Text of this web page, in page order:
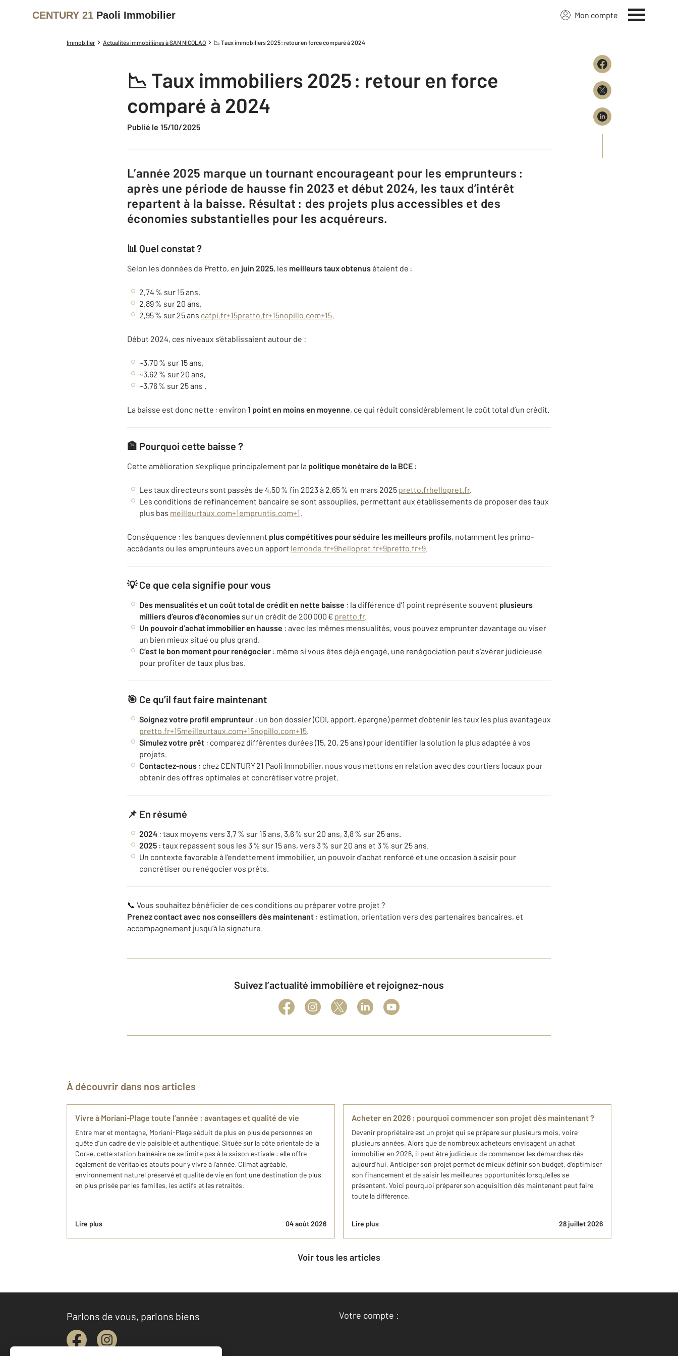
CENTURY 21 Paoli Immobilier Mon compte
Immobilier Actualités immobilières à SAN NICOLAO 📉 Taux immobiliers 2025 : retour en force comparé à 2024
📉 Taux immobiliers 2025 : retour en force
comparé à 2024
Publié le 15/10/2025
L’année 2025 marque un tournant encourageant pour les emprunteurs :
après une période de hausse fin 2023 et début 2024, les taux d’intérêt
repartent à la baisse. Résultat : des projets plus accessibles et des
économies substantielles pour les acquéreurs.
📊 Quel constat ?
Selon les données de Pretto, en juin 2025, les meilleurs taux obtenus étaient de :
2,74 % sur 15 ans,
2,89 % sur 20 ans,
2,95 % sur 25 ans cafpi.fr+15pretto.fr+15nopillo.com+15.
Début 2024, ces niveaux s’établissaient autour de :
~3,70 % sur 15 ans,
~3,62 % sur 20 ans,
~3,76 % sur 25 ans .
La baisse est donc nette : environ 1 point en moins en moyenne, ce qui réduit considérablement le coût total d’un crédit.
🏦 Pourquoi cette baisse ?
Cette amélioration s’explique principalement par la politique monétaire de la BCE :
Les taux directeurs sont passés de 4,50 % fin 2023 à 2,65 % en mars 2025 pretto.frhellopret.fr.
Les conditions de refinancement bancaire se sont assouplies, permettant aux établissements de proposer des taux
plus bas meilleurtaux.com+1empruntis.com+1 .
Conséquence : les banques deviennent plus compétitives pour séduire les meilleurs profils, notamment les primo-
accédants ou les emprunteurs avec un apport lemonde.fr+9hellopret.fr+9pretto.fr+9.
💡 Ce que cela signifie pour vous
Des mensualités et un coût total de crédit en nette baisse : la différence d’1 point représente souvent plusieurs
milliers d’euros d’économies sur un crédit de 200 000 € pretto.fr.
Un pouvoir d’achat immobilier en hausse : avec les mêmes mensualités, vous pouvez emprunter davantage ou viser
un bien mieux situé ou plus grand.
C’est le bon moment pour renégocier : même si vous êtes déjà engagé, une renégociation peut s’avérer judicieuse
pour profiter de taux plus bas.
🎯 Ce qu’il faut faire maintenant
Soignez votre profil emprunteur : un bon dossier (CDI, apport, épargne) permet d’obtenir les taux les plus avantageux
pretto.fr+15meilleurtaux.com+15nopillo.com+15.
Simulez votre prêt : comparez différentes durées (15, 20, 25 ans) pour identifier la solution la plus adaptée à vos
projets.
Contactez-nous : chez CENTURY 21 Paoli Immobilier, nous vous mettons en relation avec des courtiers locaux pour
obtenir des offres optimales et concrétiser votre projet.
📌 En résumé
2024 : taux moyens vers 3,7 % sur 15 ans, 3,6 % sur 20 ans, 3,8 % sur 25 ans.
2025 : taux repassent sous les 3 % sur 15 ans, vers 3 % sur 20 ans et 3 % sur 25 ans.
Un contexte favorable à l’endettement immobilier, un pouvoir d’achat renforcé et une occasion à saisir pour
concrétiser ou renégocier vos prêts.
📞 Vous souhaitez bénéficier de ces conditions ou préparer votre projet ?
Prenez contact avec nos conseillers dès maintenant : estimation, orientation vers des partenaires bancaires, et
accompagnement jusqu’à la signature.
Suivez l’actualité immobilière et rejoignez-nous
À découvrir dans nos articles
Vivre à Moriani-Plage toute l’année : avantages et qualité de vie
Entre mer et montagne, Moriani-Plage séduit de plus en plus de personnes en
quête d’un cadre de vie paisible et authentique. Située sur la côte orientale de la
Corse, cette station balnéaire ne se limite pas à la saison estivale : elle offre
également de véritables atouts pour y vivre à l’année. Climat agréable,
environnement naturel préservé et qualité de vie en font une destination de plus
en plus prisée par les familles, les actifs et les retraités.
Lire plus 04 août 2026
Acheter en 2026 : pourquoi commencer son projet dès maintenant ?
Devenir propriétaire est un projet qui se prépare sur plusieurs mois, voire
plusieurs années. Alors que de nombreux acheteurs envisagent un achat
immobilier en 2026, il peut être judicieux de commencer les démarches dès
aujourd’hui. Anticiper son projet permet de mieux définir son budget, d’optimiser
son financement et de saisir les meilleures opportunités lorsqu’elles se
présentent. Voici pourquoi préparer son acquisition dès maintenant peut faire
toute la différence.
Lire plus 28 juillet 2026
Voir tous les articles
Parlons de vous, parlons biens
Votre compte :
Accéder à mon compte